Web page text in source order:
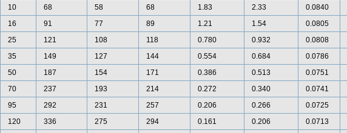
10
68 58 68 1.83 2.33 0.0840
16
91 77 89 1.21 1.54 0.0805
25
121 108 118 0.780 0.932 0.0808
35
149 127 144 0.554 0.684 0.0786
50
187 154 171 0.386 0.513 0.0751
70
237 193 214 0.272 0.340 0.0741
95
292 231 257 0.206 0.266 0.0725
120
336 275 294 0.161 0.206 0.0713